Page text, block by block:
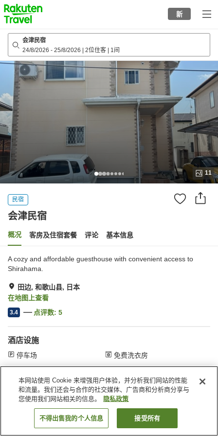
to
top
page
新
会津民宿
24/8/2026 - 25/8/2026 2位住客 1间
11
民宿
会津民宿
概况 客房及住宿套餐 评论 基本信息
A cozy and affordable guesthouse with convenient access to
Shirahama.
田边, 和歌山县, 日本
在地图上查看
3.4 点评数: 5
酒店设施
停车场 免费洗衣房
首页 日本 和歌山县 田边 会津民宿
搜索客房
本网站使用 Cookie 来增强用户体验，并分析我们网站的性能
和流量。我们还会与合作的社交媒体、广告商和分析商分享与
您使用我们网站相关的信息。
隐私政策
不得出售我的个人信息 接受所有